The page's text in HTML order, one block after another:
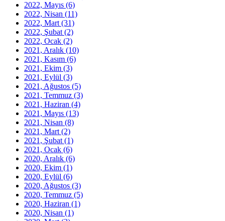
2022, Mayıs (6)
2022, Nisan (11)
2022, Mart (31)
2022, Şubat (2)
2022, Ocak (2)
2021, Aralık (10)
2021, Kasım (6)
2021, Ekim (3)
2021, Eylül (3)
2021, Ağustos (5)
2021, Temmuz (3)
2021, Haziran (4)
2021, Mayıs (13)
2021, Nisan (8)
2021, Mart (2)
2021, Şubat (1)
2021, Ocak (6)
2020, Aralık (6)
2020, Ekim (1)
2020, Eylül (6)
2020, Ağustos (3)
2020, Temmuz (5)
2020, Haziran (1)
2020, Nisan (1)